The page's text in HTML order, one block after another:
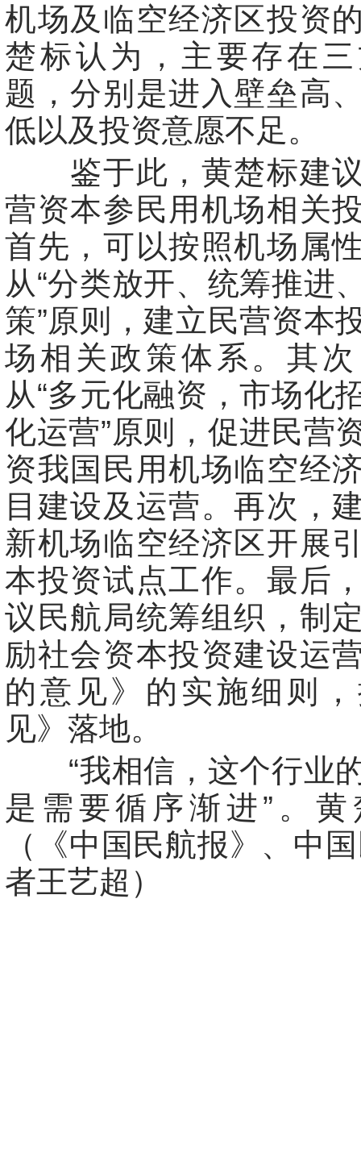
机场及临空经济区投资
楚标认为，主要存在
题，分别是进入壁垒高
低以及投资意愿不足。
鉴于此，黄楚标建议
营资本参民用机场相关
首先，可以按照机场属
从“分类放开、统筹推进
策”原则，建立民营资本
场相关政策体系。其
从“多元化融资，市场化
化运营”原则，促进民营
资我国民用机场临空经
目建设及运营。再次，
新机场临空经济区开展
本投资试点工作。最后
议民航局统筹组织，制
励社会资本投资建设运
的意见》的实施细则
见》落地。
“我相信，这个行业
是需要循序渐进”。黄
（《中国民航报》、中
者王艺超）